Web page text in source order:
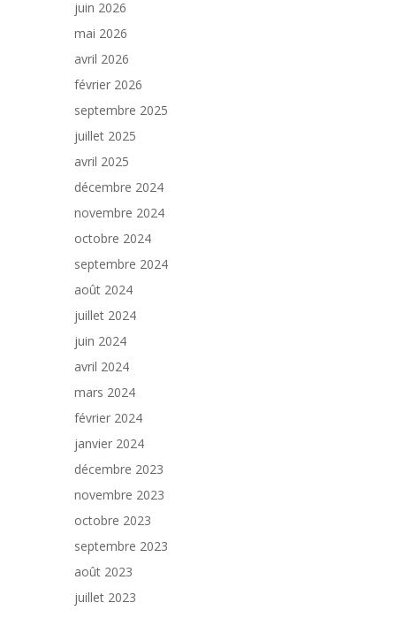
juin 2026
mai 2026
avril 2026
février 2026
septembre 2025
juillet 2025
avril 2025
décembre 2024
novembre 2024
octobre 2024
septembre 2024
août 2024
juillet 2024
juin 2024
avril 2024
mars 2024
février 2024
janvier 2024
décembre 2023
novembre 2023
octobre 2023
septembre 2023
août 2023
juillet 2023